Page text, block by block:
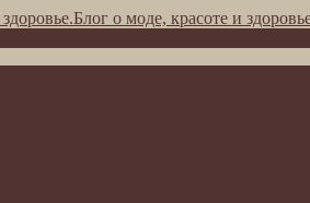
Блог о моде, красоте и